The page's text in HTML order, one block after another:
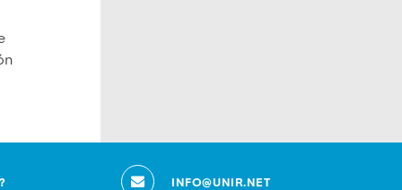
INFO@UNIR.NET